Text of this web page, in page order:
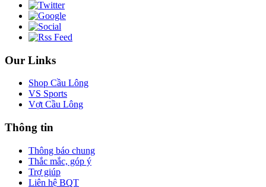
Our Links
Shop Cầu Lông
VS Sports
Vợt Cầu Lông
Thông tin
Thông báo chung
Thắc mắc, góp ý
Trợ giúp
Liên hệ BQT